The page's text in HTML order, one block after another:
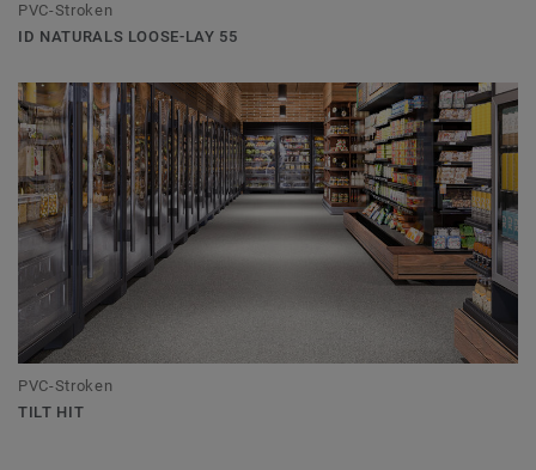
PVC-Stroken
ID NATURALS LOOSE-LAY 55
PVC-Stroken
TILT HIT